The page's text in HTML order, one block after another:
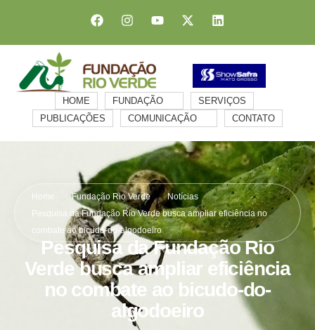
HOME FUNDAÇÃO
SERVIÇOS
PUBLICAÇÕES
COMUNICAÇÃO CONTATO
Home Fundação Rio Verde
Notícias
Pesquisa da Fundação Rio Verde busca ampliar eficiência no
combate ao bicudo-do-algodoeiro
Pesquisa da Fundação Rio
Verde busca ampliar eficiência
no combate ao bicudo-do-
algodoeiro